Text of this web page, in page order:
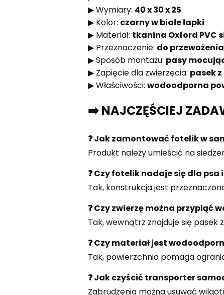
▶ Wymiary: 40 x 30 x 25
▶ Kolor: czarny w białe łapki
▶ Materiał: tkanina Oxford PVC
▶ Przeznaczenie: do
▶ Sposób montażu: pasy
▶ Zapięcie dla zwierzęcia: pasek
▶ Właściwości: wodoodporna
➡️ NAJCZĘŚCIEJ
❓ Jak zamontować fotelik w
Produkt należy umieścić na
❓ Czy fotelik nadaje się dla psa
Tak, konstrukcja jest
❓ Czy zwierzę można przypiąć
Tak, wewnątrz znajduje się
❓ Czy materiał jest
Tak, powierzchnia pomaga
❓ Jak czyścić transporter
Zabrudzenia można usuwać